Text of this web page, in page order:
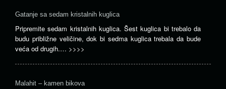
Gatanje sa sedam kristalnih kuglica
Pripremite sedam kristalnih kuglica. Šest kuglica bi trebalo da
budu približne veličine, dok bi sedma kuglica trebala da bude
veća od drugih.… >>>>
Malahit – kamen bikova